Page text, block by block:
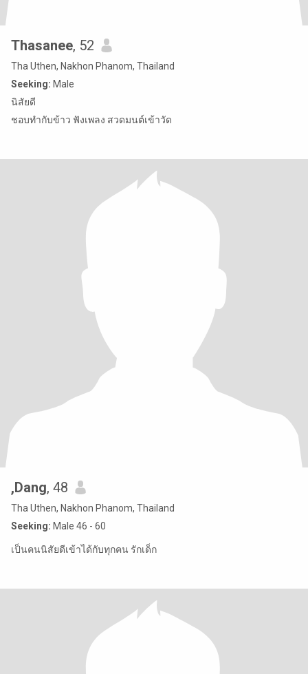
Thasanee, 52
Tha Uthen, Nakhon Phanom, Thailand
Seeking: Male
นิสัยดี
ชอบทำกับข้าว ฟังเพลง สวดมนต์เข้าวัด
,Dang, 48
Tha Uthen, Nakhon Phanom, Thailand
Seeking: Male 46 - 60
เป็นคนนิสัยดีเข้าได้กับทุกคน รักเด็ก